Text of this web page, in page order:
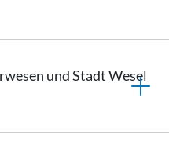
und Stadt Wesel